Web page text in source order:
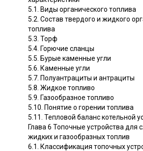
5.1. Виды органического топлива
5.2. Состав твердого и жидкого
топлива
5.3. Торф
5.4. Горючие сланцы
5.5. Бурые каменные угли
5.6. Каменные угли
5.7. Полуантрациты и антрациты
5.8. Жидкое топливо
5.9. Газообразное топливо
5.10. Понятие о горении топлива
5.11. Тепловой баланс котельной
Глава 6 Топочные устройства для
жидких и газообразных топлив
6.1. Классификация топочных